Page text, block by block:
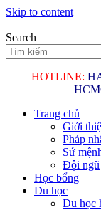
Skip to content
Search
HOTLINE:
Trang chủ
Giới
Pháp
Sứ
Đội ngũ
Học bổng
Du học
Du học